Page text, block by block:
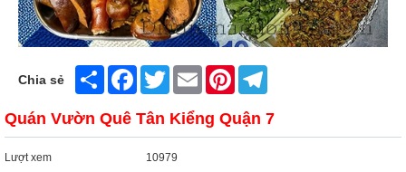
Chia sẻ Share FacebookTwitter Email Pinterest
Quán Vườn Quê Tân Kiểng Quận 7
Lượt xem
10979